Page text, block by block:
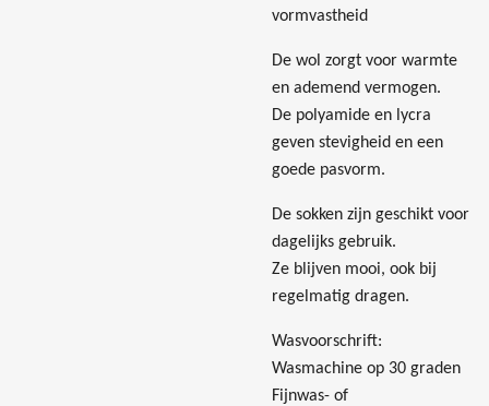
vormvastheid
De wol zorgt voor warmte
en ademend vermogen.
De polyamide en lycra
geven stevigheid en een
goede pasvorm.
De sokken zijn geschikt voor
dagelijks gebruik.
Ze blijven mooi, ook bij
regelmatig dragen.
Wasvoorschrift:
Wasmachine op 30 graden
Fijnwas- of